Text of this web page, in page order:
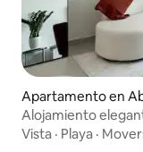
Apartamento en
Alojamiento
playa para 3
Vista · Playa ·